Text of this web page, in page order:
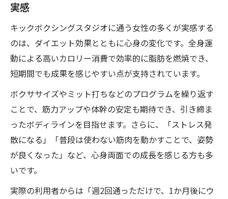
実感
キックボクシングスタジオに通う女性の多くが実感する
のは、ダイエット効果とともに心身の変化です。全身運
動による高いカロリー消費で効率的に脂肪を燃焼でき、
短期間でも成果を感じやすい点が支持されています。
ボクササイズやミット打ちなどのプログラムを繰り返す
ことで、筋力アップや体幹の安定も期待でき、引き締ま
ったボディラインを目指せます。さらに、「ストレス発
散になる」「普段は使わない筋肉を動かすことで、姿勢
が良くなった」など、心身両面での成長を感じる方も多
いです。
実際の利用者からは「週2回通っただけで、1か月後にウ